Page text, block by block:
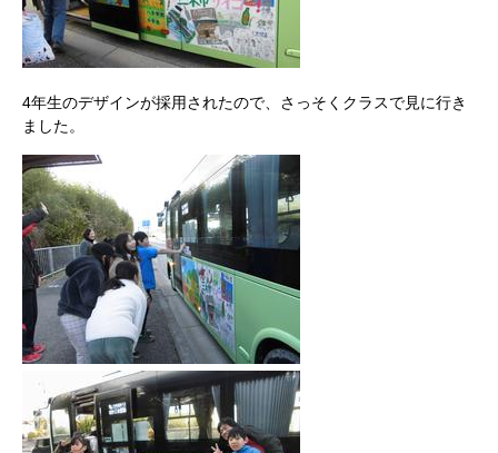
4年生のデザインが採用されたので、さっそくクラスで見に行き
ました。